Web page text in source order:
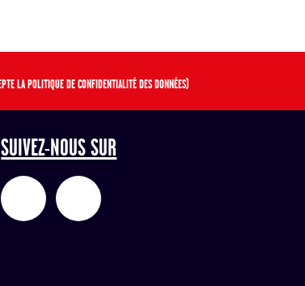
LA POLITIQUE DE CONFIDENTIALITÉ DES DONNÉES)
SUIVEZ-NOUS SUR